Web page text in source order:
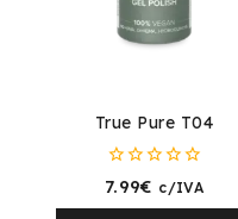
True Pure T04
0
fora
7.99€ c/IVA